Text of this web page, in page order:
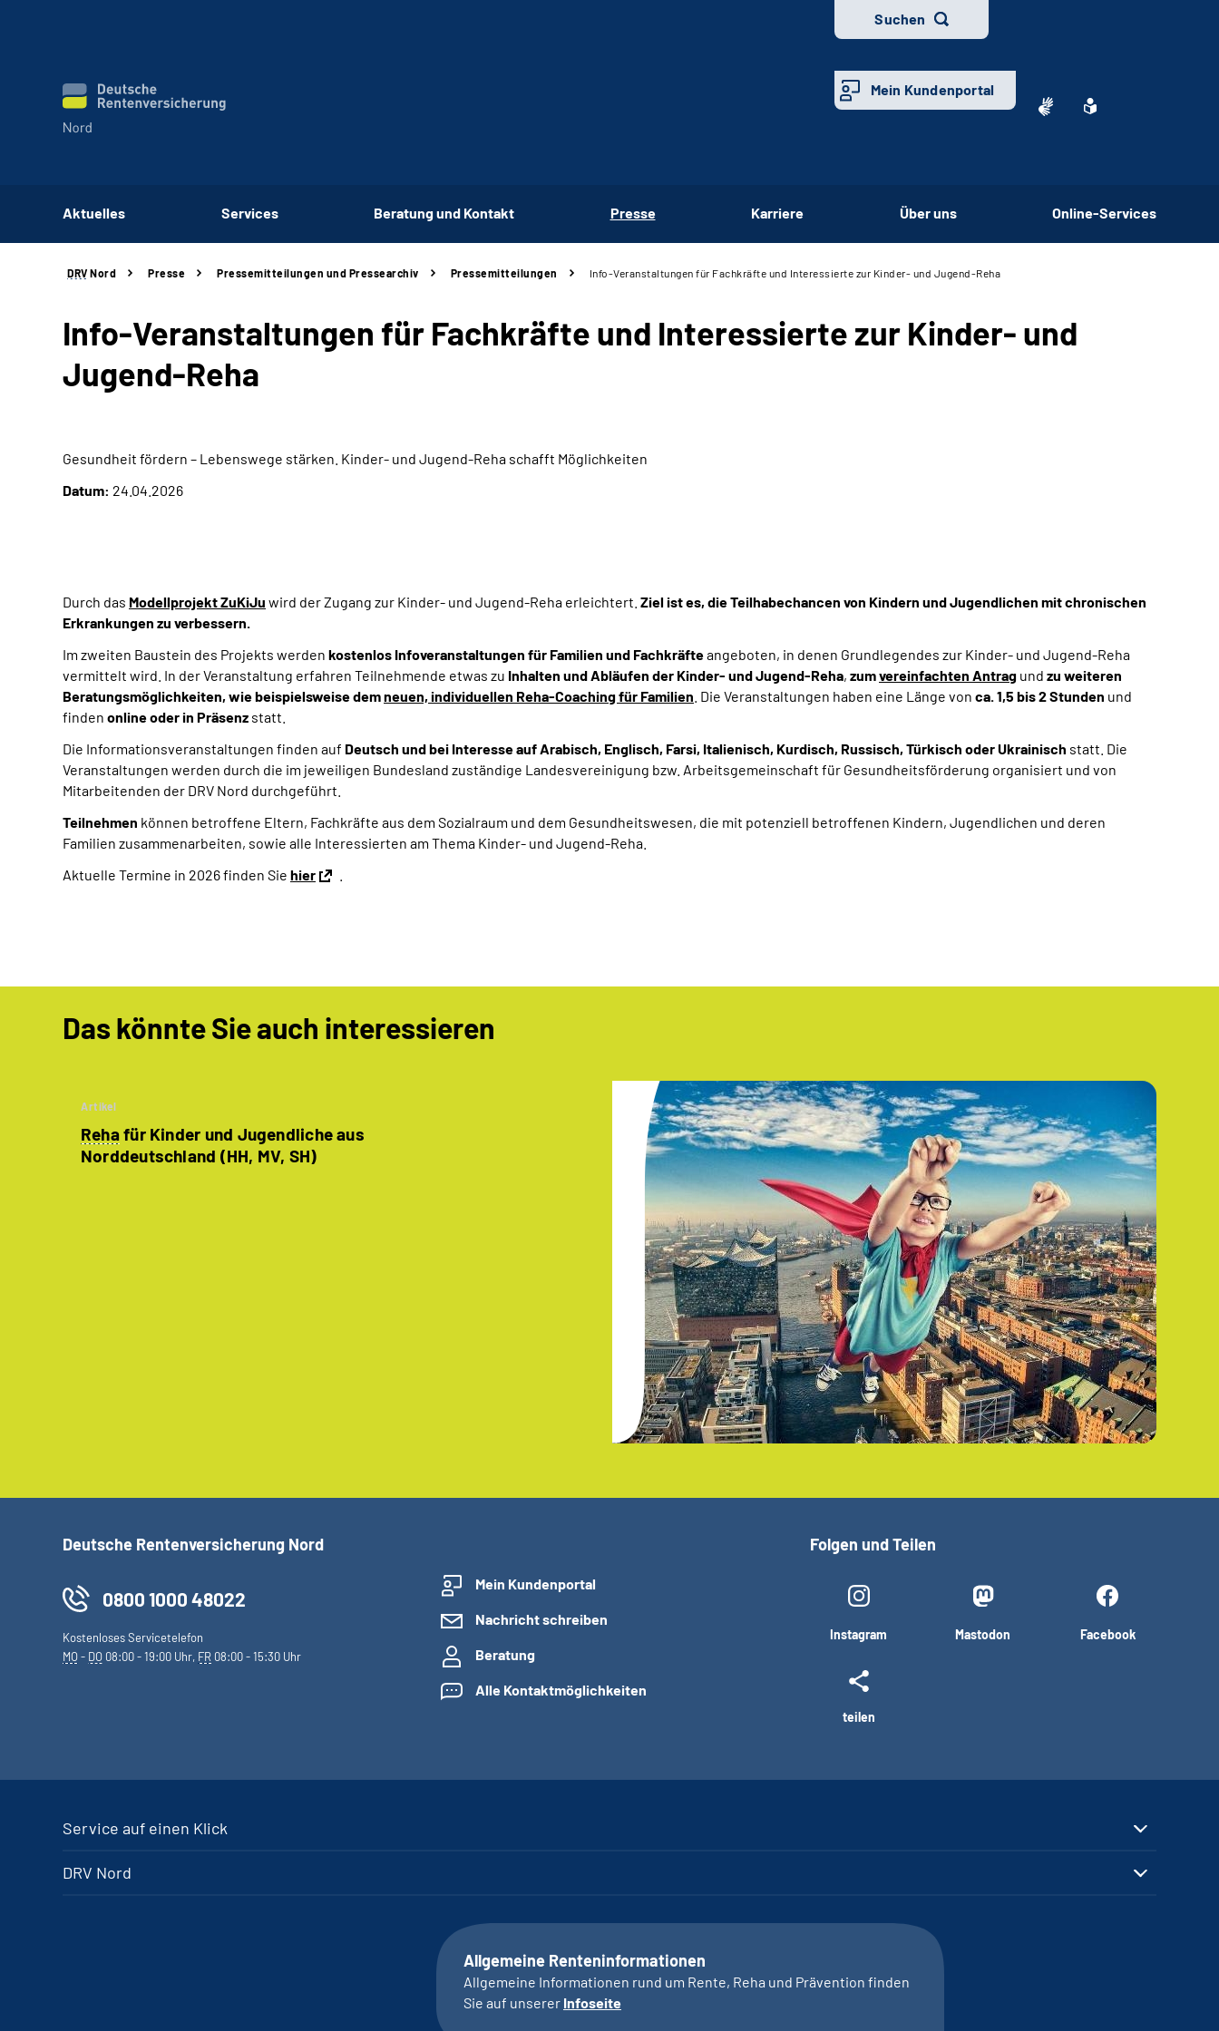
Suchen
Mein Kundenportal
Aktuelles Services Beratung und Kontakt Presse Karriere Über uns Online-Services
DRV Nord Presse Pressemitteilungen und Pressearchiv Pressemitteilungen Info-Veranstaltungen für Fachkräfte und Interessierte zur Kinder- und Jugend-Reha
Info-Veranstaltungen für Fachkräfte und Interessierte zur Kinder- und
Jugend-Reha
Gesundheit fördern – Lebenswege stärken. Kinder- und Jugend-Reha schafft Möglichkeiten
Datum: 24.04.2026
Durch das Modellprojekt ZuKiJu wird der Zugang zur Kinder- und Jugend-Reha erleichtert. Ziel ist es, die Teilhabechancen von Kindern und Jugendlichen mit chronischen
Erkrankungen zu verbessern.
Im zweiten Baustein des Projekts werden kostenlos Infoveranstaltungen für Familien und Fachkräfteangeboten, in denen Grundlegendes zur Kinder- und Jugend-Reha
vermittelt wird. In der Veranstaltung erfahren Teilnehmende etwas zu Inhalten und Abläufen der Kinder- und Jugend-Reha, zumvereinfachten Antrag und zu weiteren
Beratungsmöglichkeiten, wie beispielsweise demneuen, individuellen Reha-Coaching für Familien . Die Veranstaltungen haben eine Länge von ca. 1,5 bis 2 Stunden und
finden online oder in Präsenz statt.
Die Informationsveranstaltungen finden auf Deutsch und bei Interesse auf Arabisch, Englisch, Farsi, Italienisch, Kurdisch, Russisch, Türkisch oder Ukrainisch statt. Die
Veranstaltungen werden durch die im jeweiligen Bundesland zuständige Landesvereinigung bzw. Arbeitsgemeinschaft für Gesundheitsförderung organisiert und von
Mitarbeitenden der DRV Nord durchgeführt.
Teilnehmen können betroffene Eltern, Fachkräfte aus dem Sozialraum und dem Gesundheitswesen, die mit potenziell betroffenen Kindern, Jugendlichen und deren
Familien zusammenarbeiten, sowie alle Interessierten am Thema Kinder- und Jugend-Reha.
Aktuelle Termine in 2026 finden Sie hier
Das könnte Sie auch interessieren
Artikel
Rehafür Kinder und Jugendliche aus
Norddeutschland (HH, MV, SH)
Deutsche Rentenversicherung Nord
0800 1000 48022
Kostenloses Servicetelefon
MO- DO 08:00 - 19:00 Uhr, FR 08:00 - 15:30 Uhr
Mein Kundenportal
Nachricht schreiben
Beratung
Alle Kontaktmöglichkeiten
Folgen und Teilen
Instagram Mastodon Facebook
teilen
Service auf einen Klick
DRV Nord
Allgemeine Renteninformationen
Allgemeine Informationen rund um Rente, Reha und Prävention finden
Sie auf unserer Infoseite